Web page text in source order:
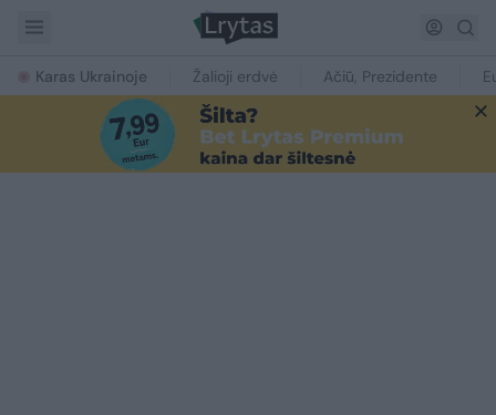
Karas Ukrainoje Žalioji erdvė Ačiū, Prezidente